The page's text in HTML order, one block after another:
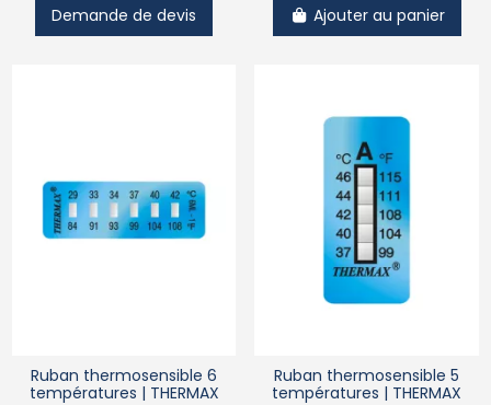
Demande de devis Ajouter au panier
Ruban thermosensible 6
températures | THERMAX
Ruban thermosensible 5
températures | THERMAX